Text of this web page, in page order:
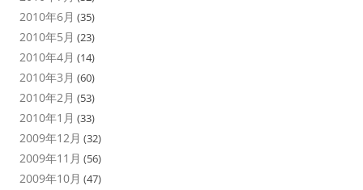
2010年6月 (35)
2010年5月 (23)
2010年4月 (14)
2010年3月 (60)
2010年2月 (53)
2010年1月 (33)
2009年12月 (32)
2009年11月 (56)
2009年10月 (47)